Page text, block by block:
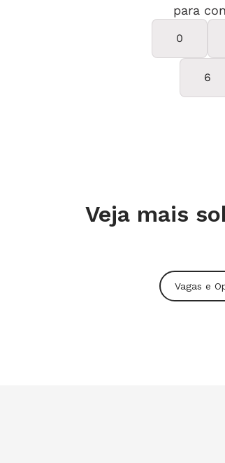
Encontro 4|
Com Talita Paes
Os encontros serão
preciso se inscrever,
Veja mais
Vagas e